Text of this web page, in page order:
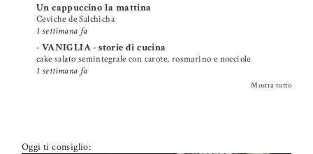
Un cappuccino la mattina
Ceviche de Salchicha
1 settimana fa
- VANIGLIA - storie di cucina
cake salato semintegrale con carote, rosmarino e nocciole
1 settimana fa
Mostra tutto
Oggi ti consiglio: